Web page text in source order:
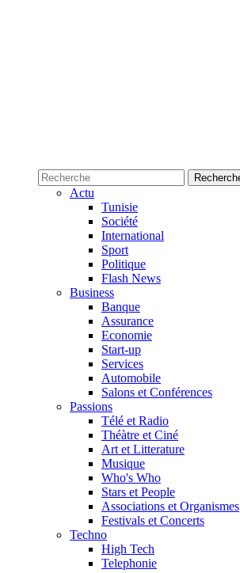
Actu
Tunisie
Société
International
Sport
Politique
Flash News
Business
Banque
Assurance
Economie
Start-up
Services
Automobile
Salons et Conférences
Passions
Télé et Radio
Théàtre et Ciné
Art et Litterature
Musique
Who's Who
Stars et People
Associations et Organismes
Festivals et Concerts
Techno
High Tech
Telephonie